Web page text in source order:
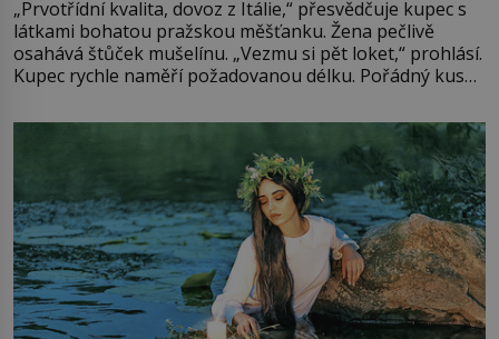
„Prvotřídní kvalita, dovoz z Itálie,“ přesvědčuje kupec s
látkami bohatou pražskou měšťanku. Žena pečlivě
osahává štůček mušelínu. „Vezmu si pět loket,“ prohlásí.
Kupec rychle naměří požadovanou délku. Pořádný kus
milostpaní. Stačí jenom na sukni,“ zhodnotí švadlena
množství růžového mušelínu. „Ošidili vás, podívejte.“